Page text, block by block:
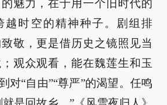
的魅力，在于用一个旧时代的
越时空的精神种子。剧组排
敬，更是借历史之镜照见当
观众观看，能在魏莲生和玉
对“自由”“尊严”的渴望。任鸣